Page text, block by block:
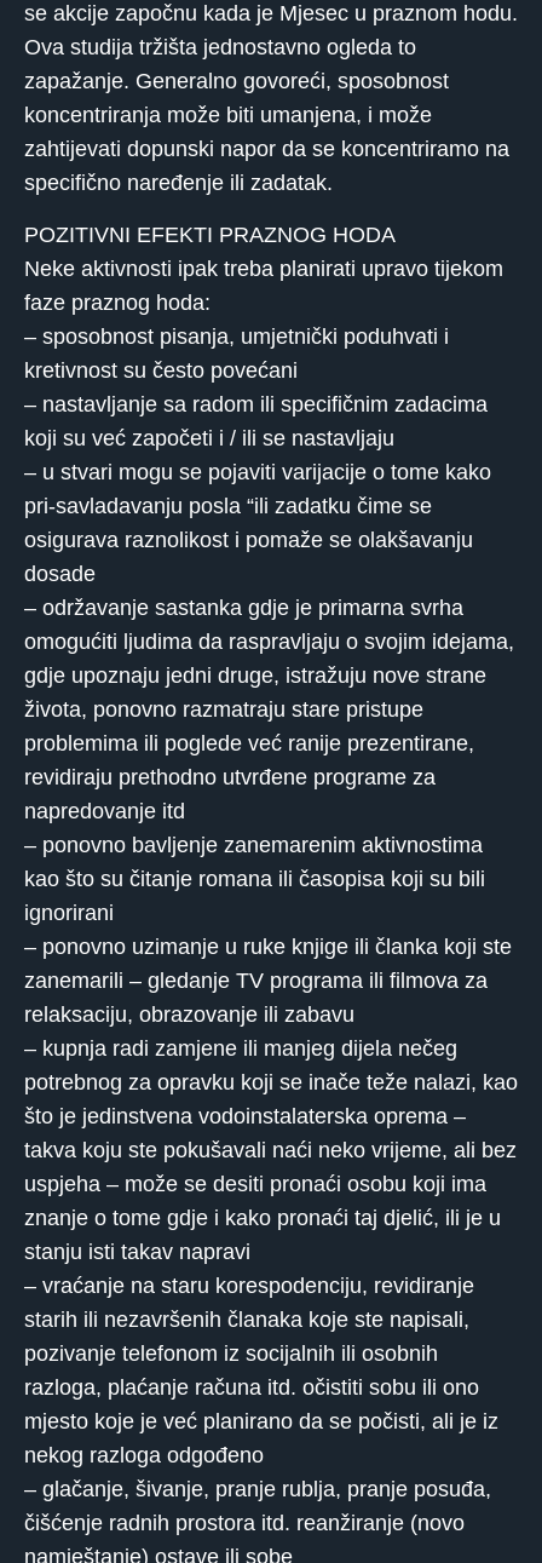
se akcije započnu kada je Mjesec u praznom hodu.
Ova studija tržišta jednostavno ogleda to
zapažanje. Generalno govoreći, sposobnost
koncentriranja može biti umanjena, i može
zahtijevati dopunski napor da se koncentriramo na
specifično naređenje ili zadatak.
POZITIVNI EFEKTI PRAZNOG HODA
Neke aktivnosti ipak treba planirati upravo tijekom
faze praznog hoda:
– sposobnost pisanja, umjetnički poduhvati i
kretivnost su često povećani
– nastavljanje sa radom ili specifičnim zadacima
koji su već započeti i / ili se nastavljaju
– u stvari mogu se pojaviti varijacije o tome kako
pri-savladavanju posla “ili zadatku čime se
osigurava raznolikost i pomaže se olakšavanju
dosade
– održavanje sastanka gdje je primarna svrha
omogućiti ljudima da raspravljaju o svojim idejama,
gdje upoznaju jedni druge, istražuju nove strane
života, ponovno razmatraju stare pristupe
problemima ili poglede već ranije prezentirane,
revidiraju prethodno utvrđene programe za
napredovanje itd
– ponovno bavljenje zanemarenim aktivnostima
kao što su čitanje romana ili časopisa koji su bili
ignorirani
– ponovno uzimanje u ruke knjige ili članka koji ste
zanemarili – gledanje TV programa ili filmova za
relaksaciju, obrazovanje ili zabavu
– kupnja radi zamjene ili manjeg dijela nečeg
potrebnog za opravku koji se inače teže nalazi, kao
što je jedinstvena vodoinstalaterska oprema –
takva koju ste pokušavali naći neko vrijeme, ali bez
uspjeha – može se desiti pronaći osobu koji ima
znanje o tome gdje i kako pronaći taj djelić, ili je u
stanju isti takav napravi
– vraćanje na staru korespodenciju, revidiranje
starih ili nezavršenih članaka koje ste napisali,
pozivanje telefonom iz socijalnih ili osobnih
razloga, plaćanje računa itd. očistiti sobu ili ono
mjesto koje je već planirano da se počisti, ali je iz
nekog razloga odgođeno
– glačanje, šivanje, pranje rublja, pranje posuđa,
čišćenje radnih prostora itd. reanžiranje (novo
namještanje) ostave ili sobe